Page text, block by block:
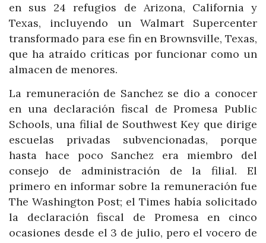
en sus 24 refugios de Arizona, California y
Texas, incluyendo un Walmart Supercenter
transformado para ese fin en Brownsville, Texas,
que ha atraído críticas por funcionar como un
almacen de menores.
La remuneración de Sanchez se dio a conocer
en una declaración fiscal de Promesa Public
Schools, una filial de Southwest Key que dirige
escuelas privadas subvencionadas, porque
hasta hace poco Sanchez era miembro del
consejo de administración de la filial. El
primero en informar sobre la remuneración fue
The Washington Post; el Times había solicitado
la declaración fiscal de Promesa en cinco
ocasiones desde el 3 de julio, pero el vocero de